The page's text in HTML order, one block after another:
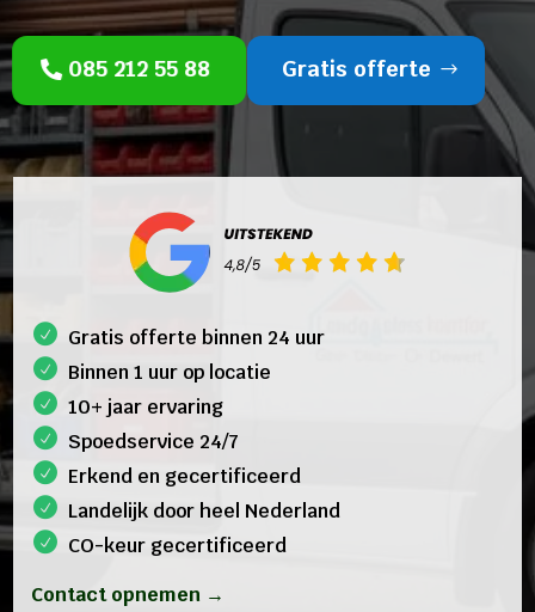
085 212 55 88 Gratis offerte
Gratis offerte binnen 24 uur
Binnen 1 uur op locatie
10+ jaar ervaring
Spoedservice 24/7
Erkend en gecertificeerd
Landelijk door heel Nederland
CO-keur gecertificeerd
Contact opnemen →